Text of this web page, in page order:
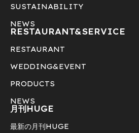
SUSTAINABILITY
NEWS
RESTAURANT&SERVICE
RESTAURANT
WEDDING&EVENT
PRODUCTS
NEWS
月刊HUGE
最新の月刊HUGE